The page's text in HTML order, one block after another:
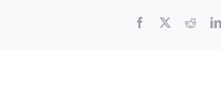
Facebook Reddit